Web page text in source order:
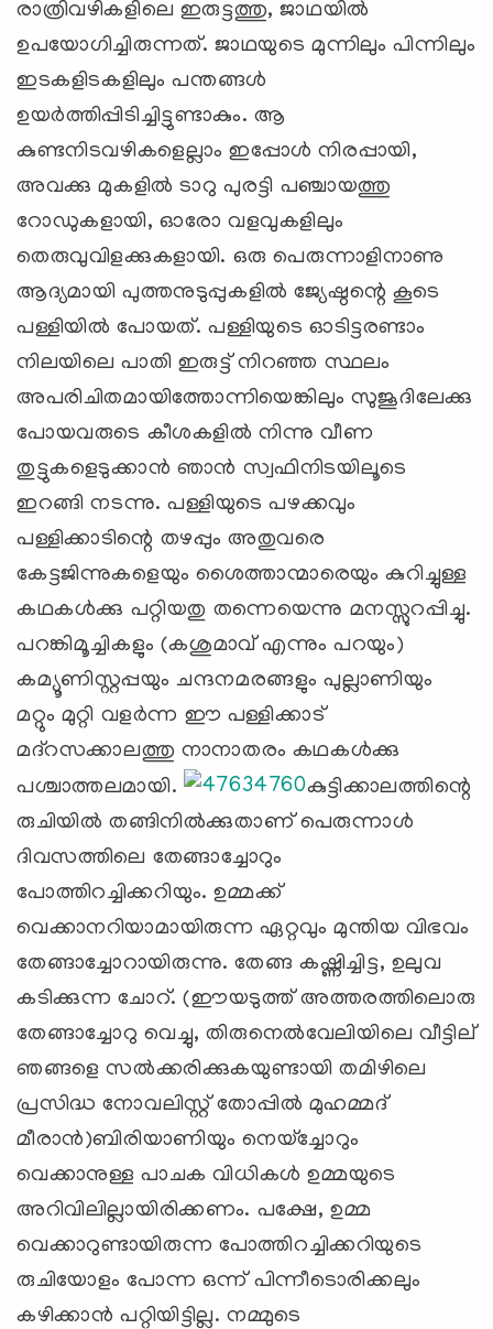
രാത്രിവഴികളിലെ ഇരുട്ടത്തു, ജാഥയില്‍
ഉപയോഗിച്ചിരുന്നത്. ജാഥയുടെ മുന്നിലും പിന്നിലും
ഇടകളിടകളിലും പന്തങ്ങള്‍
ഉയര്‍ത്തിപ്പിടിച്ചിട്ടുണ്ടാകും. ആ
കുണ്ടനിടവഴികളെല്ലാം ഇപ്പോള്‍ നിരപ്പായി,
അവക്കു മുകളില്‍ ടാറു പുരട്ടി പഞ്ചായത്തു
റോഡുകളായി, ഓരോ വളവുകളിലും
തെരുവുവിളക്കുകളായി. ഒരു പെരുന്നാളിനാണു
ആദ്യമായി പുത്തനുടുപ്പുകളില്‍ ജ്യേഷ്ഠന്റെ കൂടെ
പള്ളിയില്‍ പോയത്. പള്ളിയുടെ ഓടിട്ടരണ്ടാം
നിലയിലെ പാതി ഇരുട്ട് നിറഞ്ഞ സ്ഥലം
അപരിചിതമായിത്തോന്നിയെങ്കിലും സുജൂദിലേക്കു
പോയവരുടെ കീശകളില്‍ നിന്നു വീണ
തുട്ടുകളെടുക്കാന്‍ ഞാന്‍ സ്വഫിനിടയിലൂടെ
ഇറങ്ങി നടന്നു. പള്ളിയുടെ പഴക്കവും
പള്ളിക്കാടിന്റെ തഴപ്പും അതുവരെ
കേട്ടജിന്നുകളെയും ശൈത്താന്മാരെയും കുറിച്ചുള്ള
കഥകള്‍ക്കു പറ്റിയതു തന്നെയെന്നു മനസ്സുറപ്പിച്ചു.
പറങ്കിമൂച്ചികളും (കശുമാവ് എന്നും പറയും)
കമ്യൂണിസ്റ്റപ്പയും ചന്ദനമരങ്ങളും പുല്ലാണിയും
മറ്റും മുറ്റി വളര്‍ന്ന ഈ പള്ളിക്കാട്
മദ്‌റസക്കാലത്തു നാനാതരം കഥകള്‍ക്കു
പശ്ചാത്തലമായി.
കുട്ടിക്കാലത്തിന്റെ
രുചിയില്‍ തങ്ങിനില്‍ക്കുതാണ് പെരുന്നാള്‍
ദിവസത്തിലെ തേങ്ങാച്ചോറും
പോത്തിറച്ചിക്കറിയും. ഉമ്മക്ക്
വെക്കാനറിയാമായിരുന്ന ഏറ്റവും മുന്തിയ വിഭവം
തേങ്ങാച്ചോറായിരുന്നു. തേങ്ങ കഷ്ണിച്ചിട്ട, ഉലുവ
കടിക്കുന്ന ചോറ്. (ഈയടുത്ത് അത്തരത്തിലൊരു
തേങ്ങാച്ചോറു വെച്ചു, തിരുനെല്‍വേലിയിലെ വീട്ടില്
ഞങ്ങളെ സല്‍ക്കരിക്കുകയുണ്ടായി തമിഴിലെ
പ്രസിദ്ധ നോവലിസ്റ്റ് തോപ്പില്‍ മുഹമ്മദ്
മീരാന്‍)ബിരിയാണിയും നെയ്‌ച്ചോറും
വെക്കാനുള്ള പാചക വിധികള്‍ ഉമ്മയുടെ
അറിവിലില്ലായിരിക്കണം. പക്ഷേ, ഉമ്മ
വെക്കാറുണ്ടായിരുന്ന പോത്തിറച്ചിക്കറിയുടെ
രുചിയോളം പോന്ന ഒന്ന് പിന്നീടൊരിക്കലും
കഴിക്കാന്‍ പറ്റിയിട്ടില്ല. നമ്മുടെ